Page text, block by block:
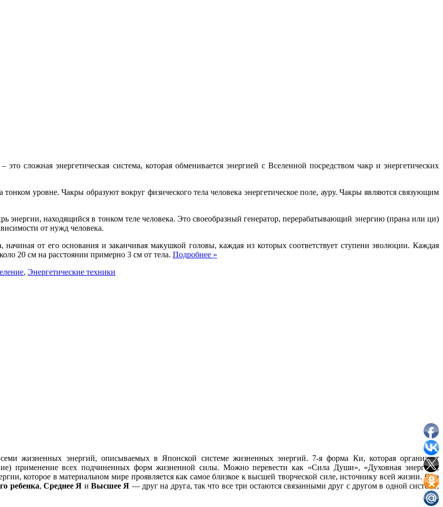
сложная энергетическая система, которая обменивается энергией с Вселенной посредством чакр и энергетических
уровне. Чакры образуют вокруг физического тела человека энергетическое поле, ауру. Чакры являются связующим
энергии, находящийся в тонком теле человека. Это своеобразный генератор, перерабатывающий энергию (прана или ци)
от нужд человека.
от его основания и заканчивая макушкой головы, каждая из которых соответствует ступени эволюции. Каждая
20 см на расстоянии примерно 3 см от тела. Подробнее »
, Энергетические техники
жизненных энергий, описываемых в Японской системе жизненных энергий. 7-я форма Ки, которая организует
применение всех подчиненных форм жизненной силы. Можно перевести как «Сила Души», «Духовная энергия»,
которое в материальном мире проявляется как самое близкое к высшей творческой силе, источнику всей жизни. Она
ребенка, Среднее Я и Высшее Я — друг на друга, так что все три остаются связанными друг с другом в одной системе,